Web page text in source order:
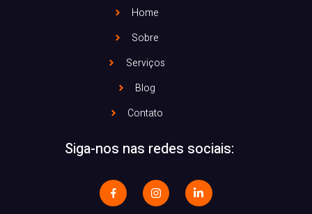
Home
Sobre
Serviços
Blog
Contato
Siga-nos nas redes sociais: